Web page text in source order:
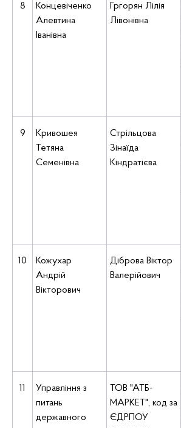
8
Концевіченко
Алевтина
Іванівна
Гргорян Лілія
Лівонівна
9
Кривошея
Тетяна
Семенівна
Стрільцова
Зінаїда
Кіндратієва
10
Кожухар
Андрій
Вікторович
Діброва Віктор
Валерійович
11
Управління з
питань
державного
ТОВ "АТБ-
МАРКЕТ", код за
ЄДРПОУ